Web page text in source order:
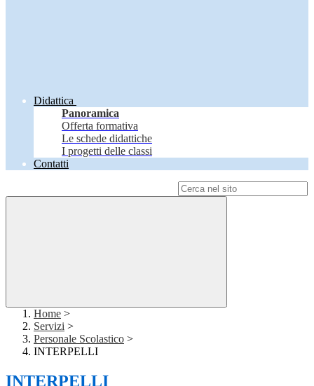
Didattica
Panoramica
Offerta formativa
Le schede didattiche
I progetti delle classi
Contatti
Home >
Servizi >
Personale Scolastico >
INTERPELLI
INTERPELLI